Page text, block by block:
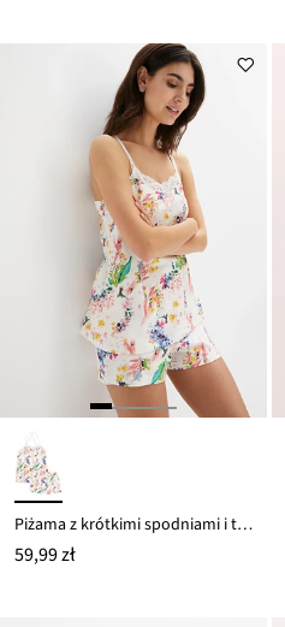
Piżama z krótkimi spodniami i topem na cienkich ramiączkach
59,99 zł